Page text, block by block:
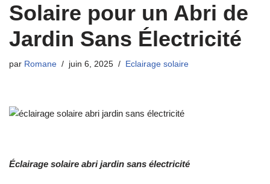
Solaire pour un Abri de
Jardin Sans Électricité
par Romane juin 6, 2025 Eclairage solaire
Éclairage solaire abri jardin sans électricité